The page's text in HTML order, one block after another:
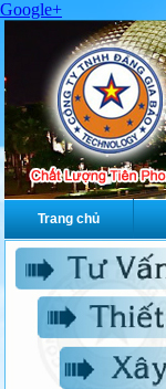
Google+
Trang chủ